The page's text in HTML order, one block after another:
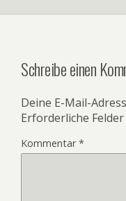
Schreibe einen
Deine E-Mail-
Erforderliche
Kommentar*